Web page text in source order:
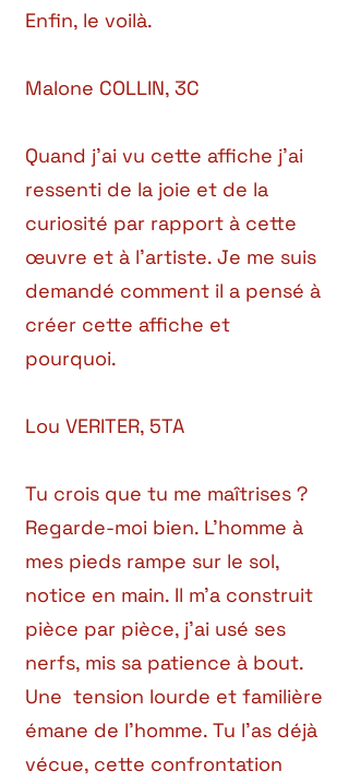
Enfin, le voilà.
Malone COLLIN, 3C
Quand j’ai vu cette affiche j’ai
ressenti de la joie et de la
curiosité par rapport à cette
œuvre et à l’artiste. Je me suis
demandé comment il a pensé à
créer cette affiche et
pourquoi.
Lou VERITER, 5TA
Tu crois que tu me maîtrises ?
Regarde-moi bien. L'homme à
mes pieds rampe sur le sol,
notice en main. Il m'a construit
pièce par pièce, j'ai usé ses
nerfs, mis sa patience à bout.
Une tension lourde et familière
émane de l’homme. Tu l'as déjà
vécue, cette confrontation